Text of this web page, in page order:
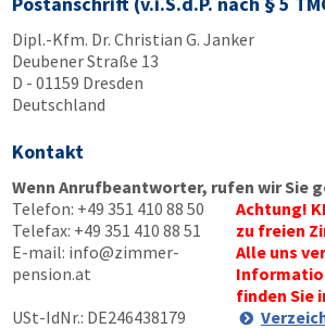
Dipl.-Kfm. Dr. Christian G. Janker
Deubener Straße 13
D - 01159 Dresden
Deutschland
Kontakt
Wenn Anrufbeantworter, rufen wir Sie
Telefon: +49 351 410 88 50
Telefax: +49 351 410 88 51
E-mail: info@zimmer-
pension.at
USt-IdNr.: DE246438179
Achtung!
zu freien
Alle uns
finden Sie